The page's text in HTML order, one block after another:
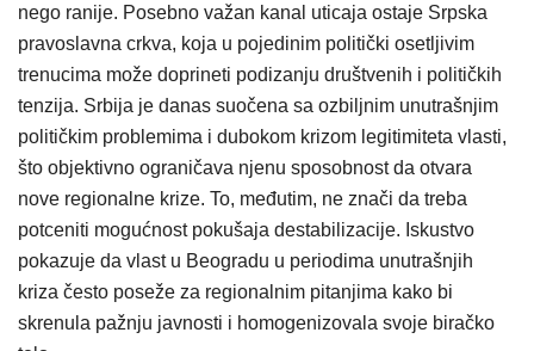
nego ranije. Posebno važan kanal uticaja ostaje Srpska
pravoslavna crkva, koja u pojedinim politički osetljivim
trenucima može doprineti podizanju društvenih i političkih
tenzija. Srbija je danas suočena sa ozbiljnim unutrašnjim
političkim problemima i dubokom krizom legitimiteta vlasti,
što objektivno ograničava njenu sposobnost da otvara
nove regionalne krize. To, međutim, ne znači da treba
potceniti mogućnost pokušaja destabilizacije. Iskustvo
pokazuje da vlast u Beogradu u periodima unutrašnjih
kriza često poseže za regionalnim pitanjima kako bi
skrenula pažnju javnosti i homogenizovala svoje biračko